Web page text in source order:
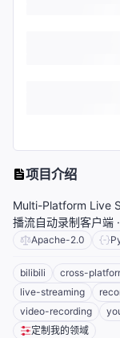
项目介绍
Multi-Platform Live
播流自动录制客户端
Apache-2.0
bilibili cross-
live-streaming
video-recording
定制我的领域